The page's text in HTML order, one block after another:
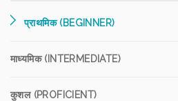
प्राथमिक (BEGINNER)
माध्यमिक (INTERMEDIATE)
कुशल (PROFICIENT)